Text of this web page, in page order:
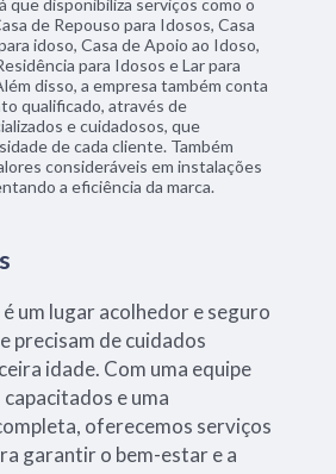
de Repouso para Idosos, Casa
idoso, Casa de Apoio ao Idoso,
para Idosos e Lar para
disso, a empresa também conta
qualificado, através de
e cuidadosos, que
de cada cliente. Também
consideráveis em instalações
a eficiência da marca.
um lugar acolhedor e seguro
precisam de cuidados
idade. Com uma equipe
e uma
oferecemos serviços
garantir o bem-estar e a